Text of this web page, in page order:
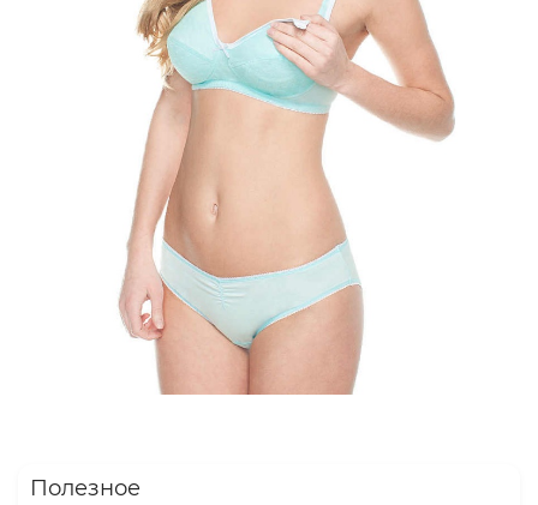
Полезное